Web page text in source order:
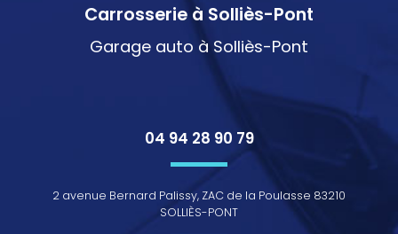
Carrosserie à Solliès-Pont
Garage auto à Solliès-Pont
04 94 28 90 79
2 avenue Bernard Palissy, ZAC de la Poulasse 83210
SOLLIÈS-PONT